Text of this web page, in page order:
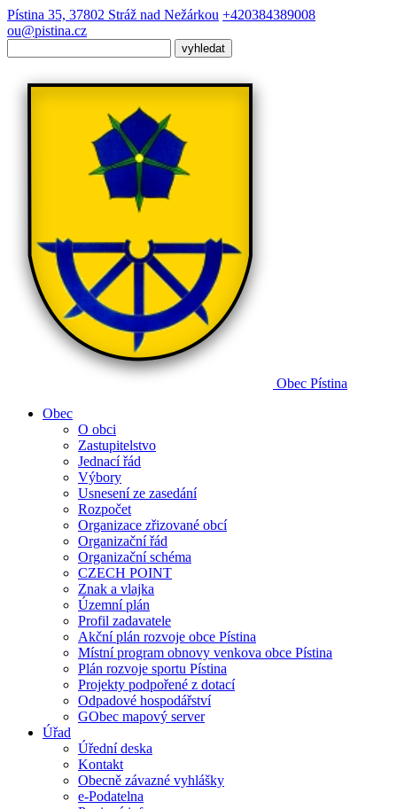
Pístina 35, 37802 Stráž nad Nežárkou +420384389008
ou@pistina.cz
Obec Pístina
Obec
O obci
Zastupitelstvo
Jednací řád
Výbory
Usnesení ze zasedání
Rozpočet
Organizace zřizované obcí
Organizační řád
Organizační schéma
CZECH POINT
Znak a vlajka
Územní plán
Profil zadavatele
Akční plán rozvoje obce Pístina
Místní program obnovy venkova obce Pístina
Plán rozvoje sportu Pístina
Projekty podpořené z dotací
Odpadové hospodářství
GObec mapový server
Úřad
Úřední deska
Kontakt
Obecně závazné vyhlášky
e-Podatelna